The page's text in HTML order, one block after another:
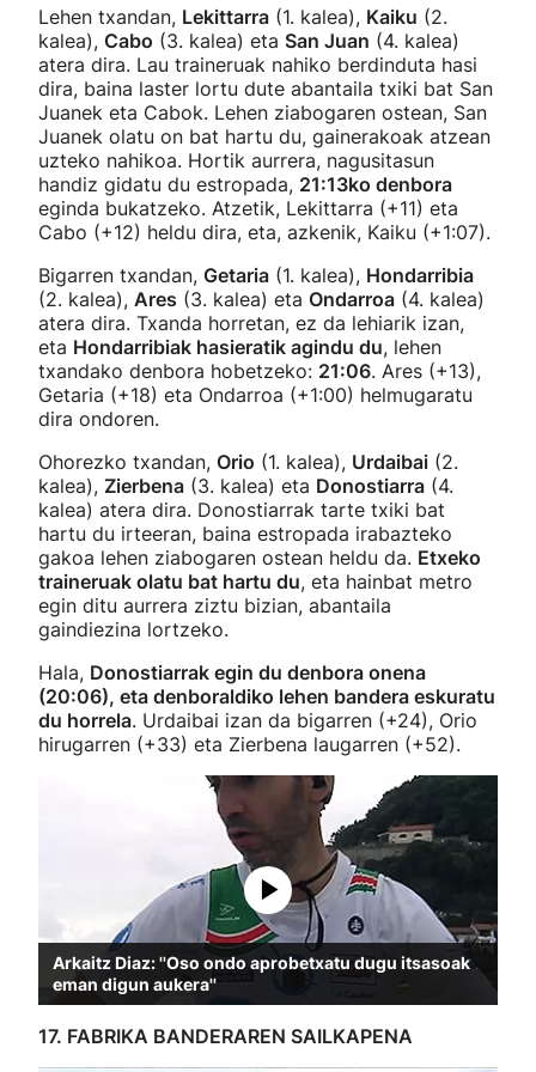
Lehen txandan, Lekittarra (1. kalea), Kaiku (2.
kalea), Cabo (3. kalea) eta San Juan (4. kalea)
atera dira. Lau traineruak nahiko berdinduta hasi
dira, baina laster lortu dute abantaila txiki bat San
Juanek eta Cabok. Lehen ziabogaren ostean, San
Juanek olatu on bat hartu du, gainerakoak atzean
uzteko nahikoa. Hortik aurrera, nagusitasun
handiz gidatu du estropada, 21:13ko denbora
eginda bukatzeko. Atzetik, Lekittarra (+11) eta
Cabo (+12) heldu dira, eta, azkenik, Kaiku (+1:07).
Bigarren txandan, Getaria (1. kalea), Hondarribia
(2. kalea), Ares (3. kalea) eta Ondarroa (4. kalea)
atera dira. Txanda horretan, ez da lehiarik izan,
eta Hondarribiak hasieratik agindu du, lehen
txandako denbora hobetzeko: 21:06. Ares (+13),
Getaria (+18) eta Ondarroa (+1:00) helmugaratu
dira ondoren.
Ohorezko txandan, Orio (1. kalea), Urdaibai (2.
kalea), Zierbena (3. kalea) eta Donostiarra (4.
kalea) atera dira. Donostiarrak tarte txiki bat
hartu du irteeran, baina estropada irabazteko
gakoa lehen ziabogaren ostean heldu da. Etxeko
traineruak olatu bat hartu du, eta hainbat metro
egin ditu aurrera ziztu bizian, abantaila
gaindiezina lortzeko.
Hala, Donostiarrak egin du denbora onena
(20:06), eta denboraldiko lehen bandera eskuratu
du horrela. Urdaibai izan da bigarren (+24), Orio
hirugarren (+33) eta Zierbena laugarren (+52).
Arkaitz Diaz: ''Oso ondo aprobetxatu dugu itsasoak
eman digun aukera''
17. FABRIKA BANDERAREN SAILKAPENA